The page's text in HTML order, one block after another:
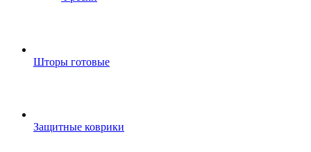
Шторы готовые
Защитные коврики